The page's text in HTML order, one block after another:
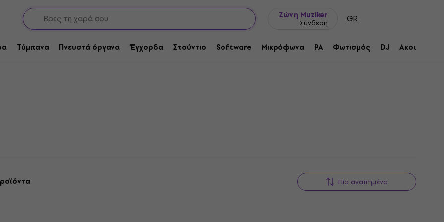
Ζώνη Muziker
Σύνδεση GR
Τύμπανα Πνευστά όργανα Έγχορδα Στούντιο Software Μικρόφωνα PA Φωτισμός DJ Ακουστικά
Πιο αγαπημένο